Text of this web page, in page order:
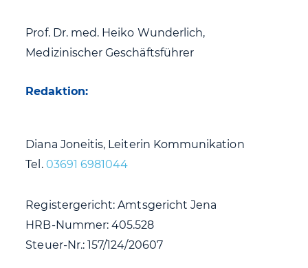
Prof. Dr. med. Heiko Wunderlich,
Medizinischer Geschäftsführer
Redaktion:
Diana Joneitis, Leiterin Kommunikation
Tel. 03691 6981044
Registergericht: Amtsgericht Jena
HRB-Nummer: 405.528
Steuer-Nr.: 157/124/20607